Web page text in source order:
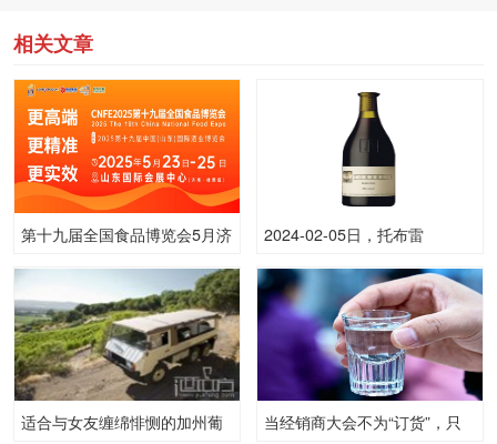
相关文章
第十九届全国食品博览会5月济
2024-02-05日，托布雷
750ML15.00度酒每瓶的价格
是多少呢？
适合与女友缠绵悱恻的加州葡
当经销商大会不为“订货”，只